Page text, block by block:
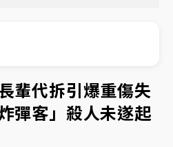
事人數！辜仲諒向法院聲請遭
檔！今線上預約開賣一度塞車
時
村！東檢抗告成功 今重開羈
輩代拆引爆重傷失
彈客」殺人未遂起